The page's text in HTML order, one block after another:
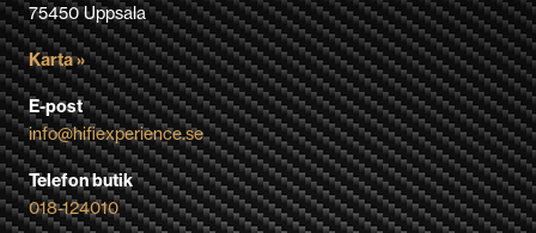
75450 Uppsala
Karta »
E-post
info@hifiexperience.se
Telefon butik
018-124010